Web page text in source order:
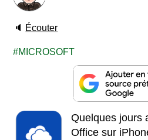
🔈 Écouter
MICROSOFT
Quelques jours
Office sur